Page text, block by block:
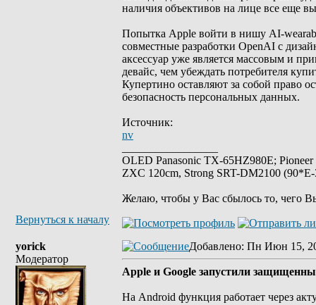
наличия объективов на лице все еще
Попытка Apple войти в нишу AI-
совместные разработки OpenAI с
аксессуар уже является массовым и
девайс, чем убеждать потребителя
Купертино оставляют за собой право
безопасность персональных данных.
Источник:
nv
OLED Panasonic TX-65HZ980E;
ZXC 120cm, Strong SRT-DM2100
Желаю, чтобы у Вас сбылось то, чего
Вернуться к началу
yorick
Модератор
Добавлено: Пн Июн 15,
Apple и Google запустили
На Android функция работает через